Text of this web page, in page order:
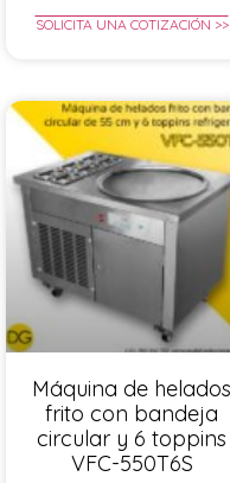
SOLICITA UNA COTIZACIÓN >>
Máquina de helados
frito con bandeja
circular y 6 toppins
VFC-550T6S